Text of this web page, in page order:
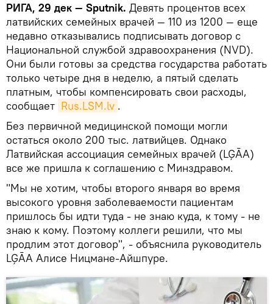
РИГА, 29 дек — Sputnik. Девять процентов всех
латвийских семейных врачей — 110 из 1200 — еще
недавно отказывались подписывать договор с
Национальной службой здравоохранения (NVD).
Они были готовы за средства государства работать
только четыре дня в неделю, а пятый сделать
платным, чтобы компенсировать свои расходы,
сообщает Rus.LSM.lv .
Без первичной медицинской помощи могли
остаться около 200 тыс. латвийцев. Однако
Латвийская ассоциация семейных врачей (LĢĀA)
все же пришла к соглашению с Минздравом.
"Мы не хотим, чтобы второго января во время
высокого уровня заболеваемости пациентам
пришлось бы идти туда - не знаю куда, к тому - не
знаю к кому. Поэтому коллеги решили, что мы
продлим этот договор", - объяснила руководитель
LĢĀA Алисе Ницмане-Айшпуре.